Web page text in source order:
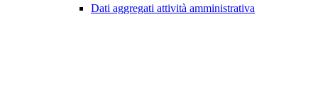
Dati aggregati attività amministrativa